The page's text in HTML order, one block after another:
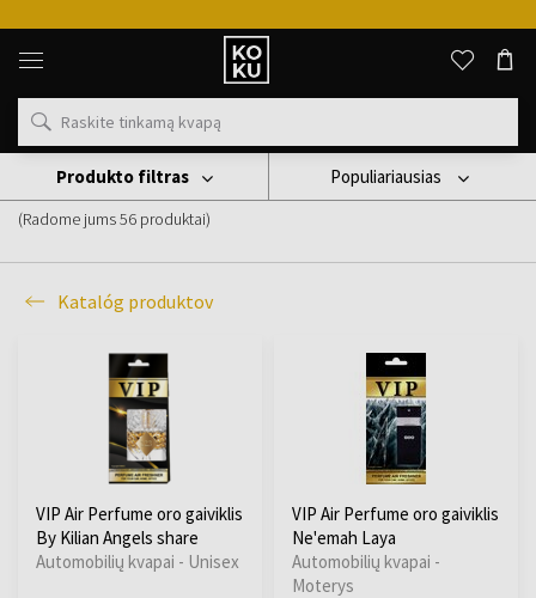
Originalūs
kvepalai
laikrodžiai
vienoje
Kvapai automobiliui
(Radome jums56 produktai)
Populiariausias
Katalóg produktov
Produkto filtras
VIP Air Perfume oro gaiviklis
By Kilian Angels share
Automobilių kvapai - Unisex
VIP Air Perfume oro gaiviklis
Ne'emah Laya
Automobilių kvapai -
Moterys